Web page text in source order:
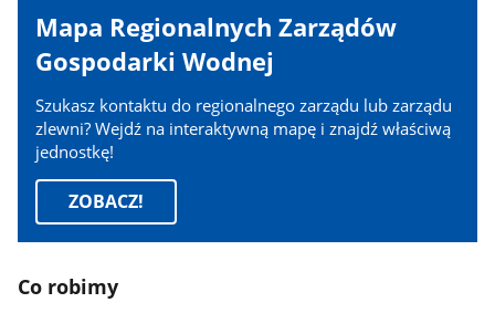
Mapa Regionalnych Zarządów
Gospodarki Wodnej
Szukasz kontaktu do regionalnego zarządu lub zarządu
zlewni? Wejdź na interaktywną mapę i znajdź właściwą
jednostkę!
ZOBACZ!
Co robimy